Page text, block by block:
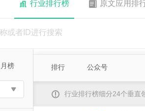
行业排行榜 原文应用排
月榜 排行 公众号
行业排行榜细分24个垂直